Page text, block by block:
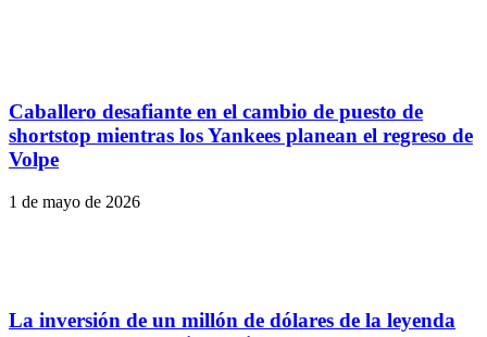
Caballero desafiante en el cambio de puesto de
shortstop mientras los Yankees planean el regreso de
Volpe
1 de mayo de 2026
La inversión de un millón de dólares de la leyenda